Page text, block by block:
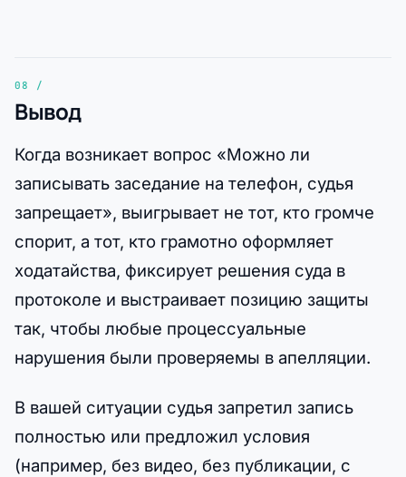
Вывод
Когда возникает вопрос «Можно ли
записывать заседание на телефон, судья
запрещает», выигрывает не тот, кто громче
спорит, а тот, кто грамотно оформляет
ходатайства, фиксирует решения суда в
протоколе и выстраивает позицию защиты
так, чтобы любые процессуальные
нарушения были проверяемы в апелляции.
В вашей ситуации судья запретил запись
полностью или предложил условия
(например, без видео, без публикации, с